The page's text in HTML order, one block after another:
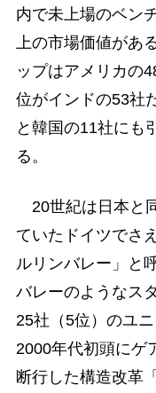
内で未上場のベン
上の市場価値があ
ップはアメリカの
位がインドの53社
と韓国の11社にも
る。
20世紀は日本と
ていたドイツでさ
ルリンバレー」と
バレーのようなス
25社（5位）のユ
2000年代初頭にゲ
断行した構造改革